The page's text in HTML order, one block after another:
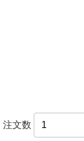
注文数